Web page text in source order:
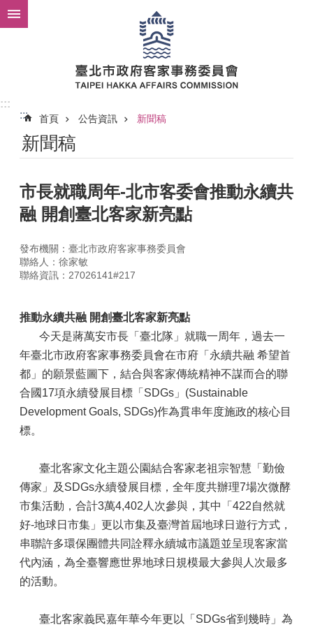
跳到主要內容區塊
:::
:::
首頁 公告資訊 新聞稿
新聞稿
市長就職周年-北市客委會推動永續共
融 開創臺北客家新亮點
發布機關：臺北市政府客家事務委員會
聯絡人：徐家敏
聯絡資訊：27026141#217
推動永續共融 開創臺北客家新亮點
今天是蔣萬安市長「臺北隊」就職一周年，過去一
年臺北市政府客家事務委員會在市府「永續共融 希望首
都」的願景藍圖下，結合與客家傳統精神不謀而合的聯
合國17項永續發展目標「SDGs」(Sustainable
Development Goals, SDGs)作為貫串年度施政的核心目
標。
臺北客家文化主題公園結合客家老祖宗智慧「勤儉
傳家」及SDGs永續發展目標，全年度共辦理7場次微酵
市集活動，合計3萬4,402人次參與，其中「422自然就
好-地球日市集」更以市集及臺灣首屆地球日遊行方式，
串聯許多環保團體共同詮釋永續城市議題並呈現客家當
代內涵，為全臺響應世界地球日規模最大參與人次最多
的活動。
臺北客家義民嘉年華今年更以「SDGs省到幾時」為